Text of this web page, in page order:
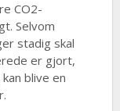
CO2-
Selvom
stadig skal
er gjort,
blive en